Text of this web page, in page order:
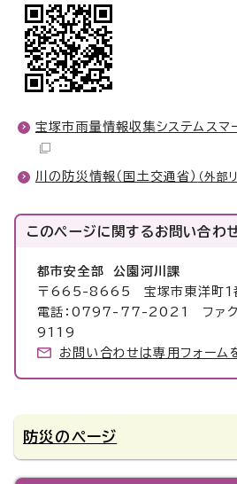
宝塚市雨量情報収集システムスマ
川の防災情報（国土交通省） （外部
このページに関するお問い合わ
都市安全部 公園河川課
〒665-8665 宝塚市東洋町1
電話：0797-77-2021 ファ
9119
お問い合わせは専用フォーム
防災のページ